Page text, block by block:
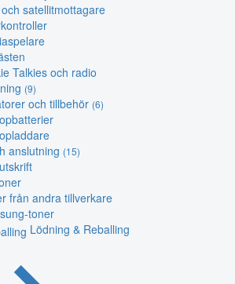
satellitmottagare
Talkies och radio
(9)
och tillbehör (6)
anslutning (15)
från andra tillverkare
toner
Lödning & Reballing